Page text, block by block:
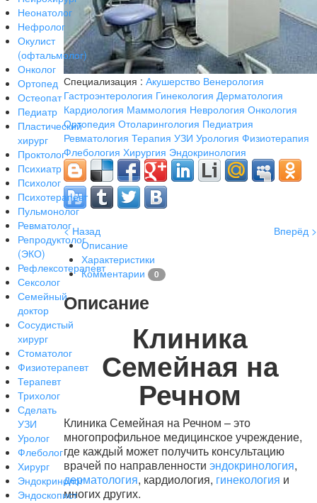
Специализация : Акушерство Венерология
Гастроэнтерология Гинекология Дерматология
Кардиология Маммология Неврология Онкология
Ортопедия Отоларингология Педиатрия
Ревматология Терапия УЗИ Урология Физиотерапия
Флебология Хирургия Эндокринология
< Назад
Вперёд >
Описание
Характеристики
Комментарии
0
Описание
Клиника
Семейная на
Речном
Клиника Семейная на Речном – это
многопрофильное медицинское учреждение,
где каждый может получить консультацию
врачей по направленности эндокринология,
дерматология, кардиология, гинекология и
многих других.
Неонатолог
Нефролог
Окулист
(офтальмолог)
Онколог
Ортопед
Остеопат
Педиатр
Пластический
хирург
Проктолог
Психиатр
Психолог
Психотерапевт
Пульмонолог
Ревматолог
Репродуктолог
(ЭКО)
Рефлексотерапевт
Сексолог
Семейный
доктор
Сосудистый
хирург
Стоматолог
Физиотерапевт
Терапевт
Трихолог
Сделать
УЗИ
Уролог
Флеболог
Хирург
Эндокринолог
Эндоскопист